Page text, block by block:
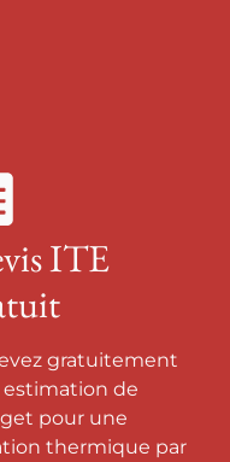
ITE
gratuitement
estimation de
pour une
thermique par